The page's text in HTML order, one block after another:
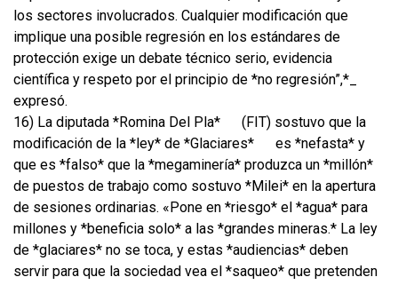
los sectores involucrados. Cualquier modificación que
implique una posible regresión en los estándares de
protección exige un debate técnico serio, evidencia
científica y respeto por el principio de *no regresión”,*_
expresó.
16) La diputada *Romina Del Pla*
(FIT) sostuvo que la
modificación de la *ley* de *Glaciares*
es *nefasta* y
que es *falso* que la *megaminería* produzca un *millón*
de puestos de trabajo como sostuvo *Milei* en la apertura
de sesiones ordinarias. «Pone en *riesgo* el *agua* para
millones y *beneficia solo* a las *grandes mineras.* La ley
de *glaciares* no se toca, y estas *audiencias* deben
servir para que la sociedad vea el *saqueo* que pretenden